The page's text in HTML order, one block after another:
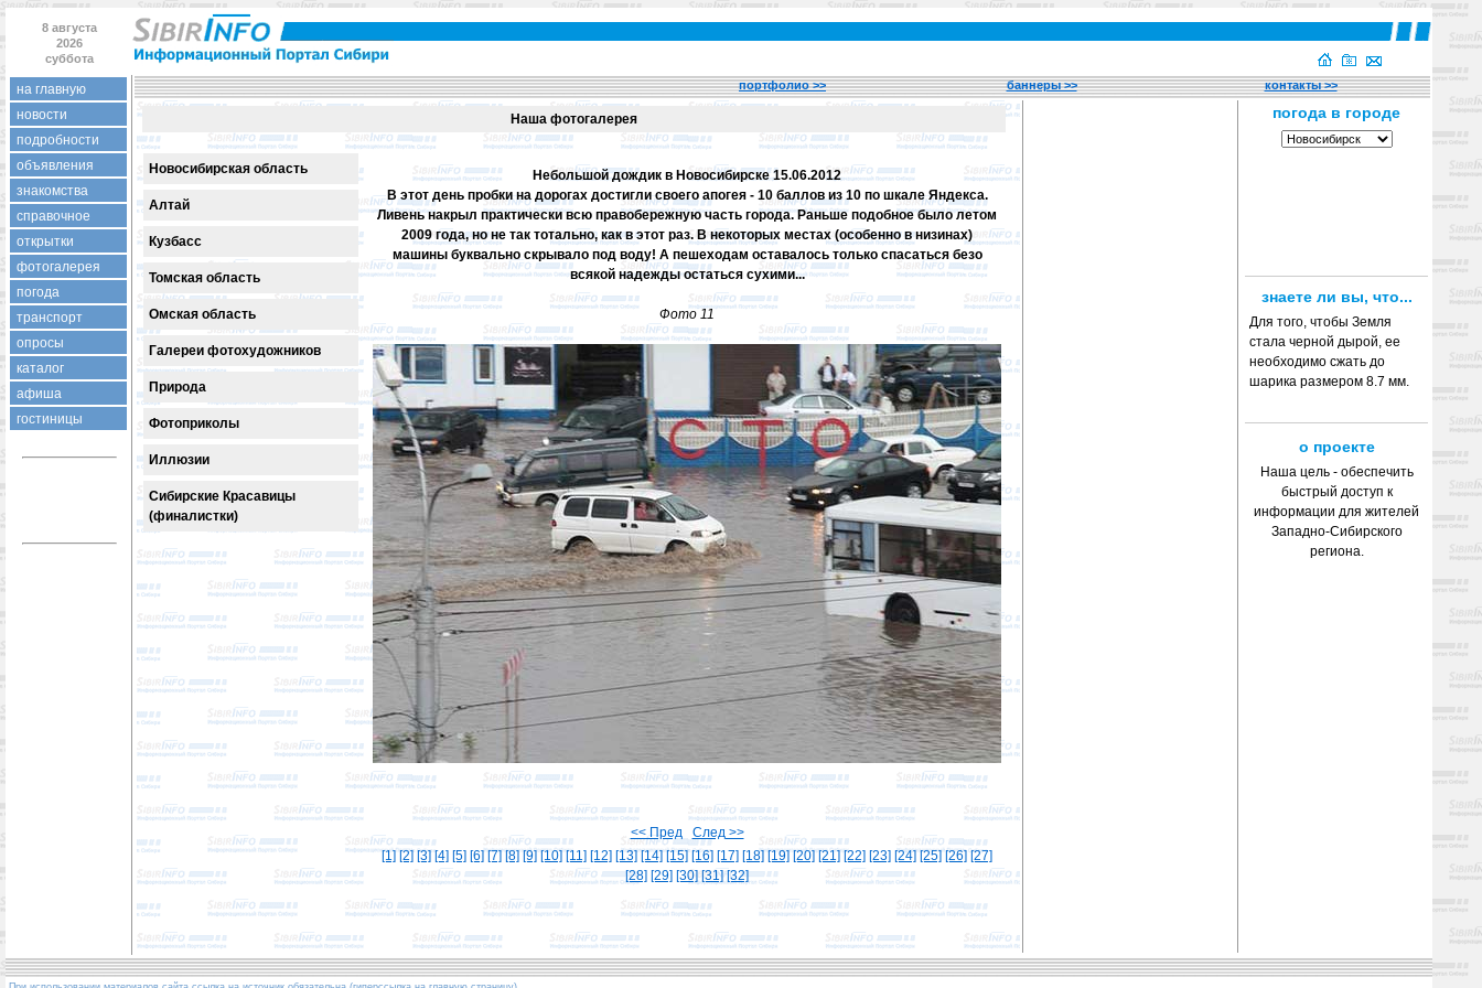
8 августа
2026
суббота
на главную
новости
подробности
объявления
знакомства
справочное
открытки
фотогалерея
погода
транспорт
опросы
каталог
афиша
гостиницы
портфолио >> баннеры >> контакты >>
Наша фотогалерея
Новосибирская область
Алтай
Кузбасс
Томская область
Омская область
Галереи фотохудожников
Природа
Фотоприколы
Иллюзии
Сибирские Красавицы
(финалистки)
Небольшой дождик в Новосибирске 15.06.2012
В этот день пробки на дорогах достигли своего апогея - 10 баллов из 10 по шкале Яндекса.
Ливень накрыл практически всю правобережную часть города. Раньше подобное было летом
2009 года, но не так тотально, как в этот раз. В некоторых местах (особенно в низинах)
машины буквально скрывало под воду! А пешеходам оставалось только спасаться безо
всякой надежды остаться сухими...
Фото 11
<< Пред
След >>
[1] [2] [3] [4] [5] [6] [7] [8] [9] [10] [11] [12] [13] [14] [15] [16] [17] [18] [19] [20] [21] [22] [23] [24] [25] [26] [27]
[28] [29] [30] [31] [32]
знаете ли вы, что...
Для того, чтобы Земля
стала черной дырой, ее
необходимо сжать до
шарика размером 8.7 мм.
о проекте
Наша цель - обеспечить
быстрый доступ к
информации для жителей
Западно-Сибирского
региона.